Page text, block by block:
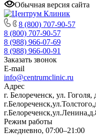
Обычная версия сайта
8 (800) 707-90-57
8 (800) 707-90-57
8 (988) 966-07-69
8 (988) 966-00-91
Заказать звонок
E-mail
info@centrumclinic.ru
Адрес
г. Белореченск, ул. Гоголя,
Режим работы
Ежедневно, 07:00–21:00